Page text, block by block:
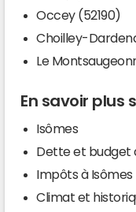
Occey (52190)
Choilley-
Le
En savoir plus
Isômes
Dette et budget
Impôts à Isômes
Climat et